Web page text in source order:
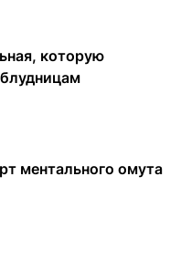
которую
ментального омута